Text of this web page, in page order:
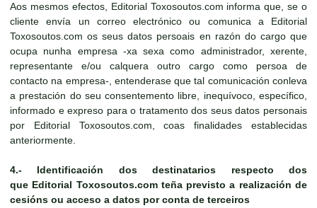
Aos mesmos efectos, Editorial Toxosoutos.com informa que, se o
cliente envía un correo electrónico ou comunica a Editorial
Toxosoutos.com os seus datos persoais en razón do cargo que
ocupa nunha empresa -xa sexa como administrador, xerente,
representante e/ou calquera outro cargo como persoa de
contacto na empresa-, entenderase que tal comunicación conleva
a prestación do seu consentemento libre, inequívoco, específico,
informado e expreso para o tratamento dos seus datos personais
por Editorial Toxosoutos.com, coas finalidades establecidas
anteriormente.
4.- Identificación dos destinatarios respecto dos
que Editorial Toxosoutos.com teña previsto a realización de
cesións ou acceso a datos por conta de terceiros